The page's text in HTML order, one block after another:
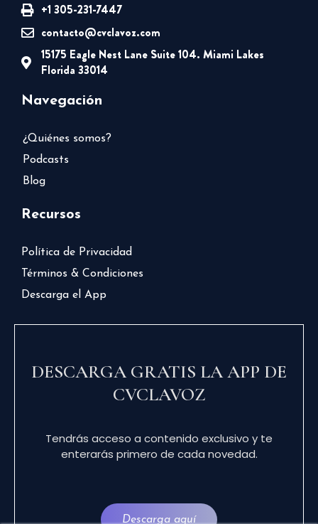
+1 305-231-7447
contacto@cvclavoz.com
15175 Eagle Nest Lane Suite 104. Miami Lakes
Florida 33014
Navegación
¿Quiénes somos?
Podcasts
Blog
Recursos
Política de Privacidad
Términos & Condiciones
Descarga el App
DESCARGA GRATIS LA APP DE
CVCLAVOZ
Tendrás acceso a contenido exclusivo y te
enterarás primero de cada novedad.
Descarga aquí